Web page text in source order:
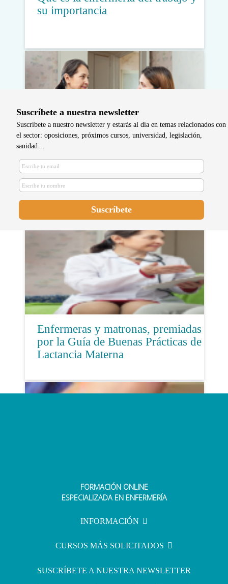
su importancia
Enfermeras del Área Hospitalaria
de Valme se forman en
audiometría
Enfermeras y matronas, premiadas
por la Guía de Buenas Prácticas de
Lactancia Materna
Enfermería del Trabajo: clave para
las bajas laborales
Suscríbete a nuestra newsletter
Suscríbete a nuestro newsletter y estarás al día en temas relacionados con
el sector: oposiciones, próximos cursos, universidad, legislación,
sanidad…
FORMACIÓN ONLINE
ESPECIALIZADA EN ENFERMERÍA
INFORMACIÓN
CURSOS MÁS SOLICITADOS
SUSCRÍBETE A NUESTRA NEWSLETTER